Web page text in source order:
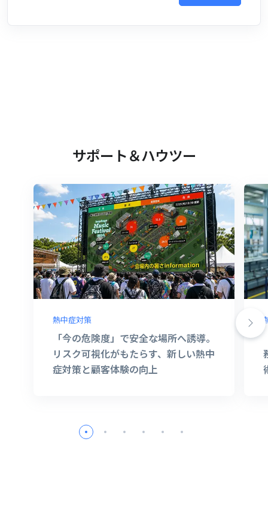
サポート＆ハウツー
熱中症対策
「今の危険度」で安全な場所へ誘導。
リスク可視化がもたらす、新しい熱中
症対策と顧客体験の向上